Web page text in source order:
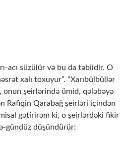
acı süzülür və bu da təbiidir. O
xalı toxuyur”. “Xarıbülbüllər
onun şeirlərində ümid, qələbəyə
Rafiqin Qarabağ şeirləri içindən
gətirirəm ki, o şeirlərdəki fikir
gündüz düşündürür: